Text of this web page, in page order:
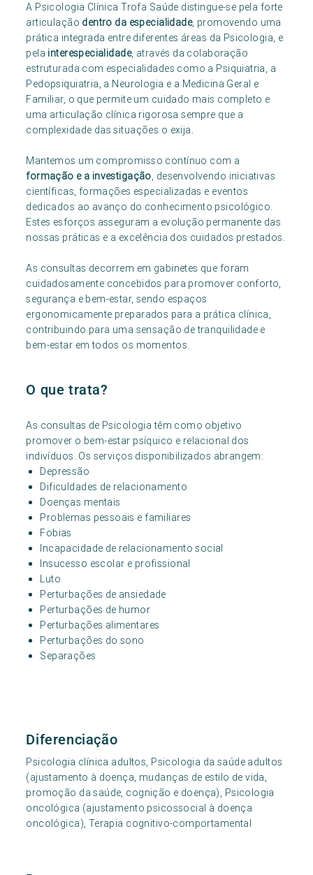
A Psicologia Clínica Trofa Saúde distingue-se pela forte
articulação dentro da especialidade, promovendo uma
prática integrada entre diferentes áreas da Psicologia, e
pela interespecialidade, através da colaboração
estruturada com especialidades como a Psiquiatria, a
Pedopsiquiatria, a Neurologia e a Medicina Geral e
Familiar, o que permite um cuidado mais completo e
uma articulação clínica rigorosa sempre que a
complexidade das situações o exija.
Mantemos um compromisso contínuo com a
formação e a investigação, desenvolvendo iniciativas
científicas, formações especializadas e eventos
dedicados ao avanço do conhecimento psicológico.
Estes esforços asseguram a evolução permanente das
nossas práticas e a excelência dos cuidados prestados.
As consultas decorrem em gabinetes que foram
cuidadosamente concebidos para promover conforto,
segurança e bem-estar, sendo espaços
ergonomicamente preparados para a prática clínica,
contribuindo para uma sensação de tranquilidade e
bem-estar em todos os momentos.
O que trata?
As consultas de Psicologia têm como objetivo
promover o bem-estar psíquico e relacional dos
indivíduos. Os serviços disponibilizados abrangem:
Depressão
Dificuldades de relacionamento
Doenças mentais
Problemas pessoais e familiares
Fobias
Incapacidade de relacionamento social
Insucesso escolar e profissional
Luto
Perturbações de ansiedade
Perturbações de humor
Perturbações alimentares
Perturbações do sono
Separações
Diferenciação
Psicologia clínica adultos, Psicologia da saúde adultos
(ajustamento à doença, mudanças de estilo de vida,
promoção da saúde, cognição e doença), Psicologia
oncológica (ajustamento psicossocial à doença
oncológica), Terapia cognitivo-comportamental